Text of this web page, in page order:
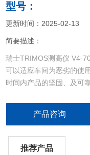
型号：
更新时间：2025-02-13
简要描述：
瑞士TRIMOS测高仪 V4-
可以适应车间为恶劣的使
时间内产品的坚固、及可
快速的进行操作。大屏幕
产品咨询
推荐产品